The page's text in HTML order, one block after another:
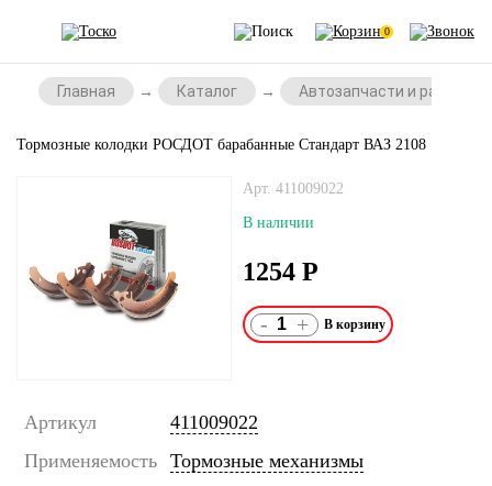
0
Главная Каталог Автозапчасти и
Тормозные колодки РОСДОТ барабанные Стандарт ВАЗ 2108
Арт. 411009022
В наличии
1254 Р
- +
Артикул
411009022
Применяемость Тормозные механизмы